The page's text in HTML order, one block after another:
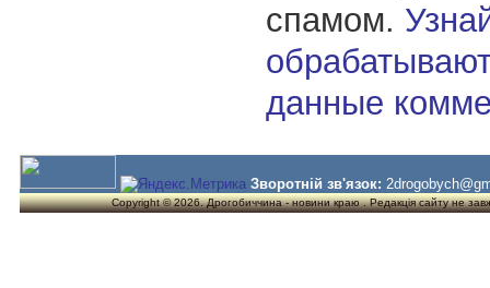
спамом.
данные
Зворотній зв'язок:
Copyright © 2026. Дрогобиччина - новини краю . Редакція сайту не